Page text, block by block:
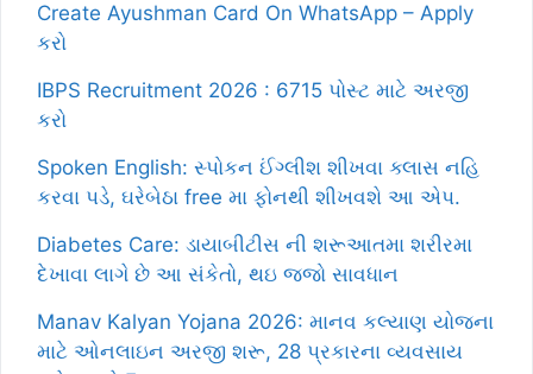
Create Ayushman Card On WhatsApp – Apply
કરો
IBPS Recruitment 2026 : 6715 પોસ્ટ માટે અરજી
કરો
Spoken English: સ્પોકન ઈંગ્લીશ શીખવા ક્લાસ નહિ
કરવા પડે, ઘરેબેઠા free મા ફોનથી શીખવશે આ એપ.
Diabetes Care: ડાયાબીટીસ ની શરૂઆતમા શરીરમા
દેખાવા લાગે છે આ સંકેતો, થઇ જજો સાવધાન
Manav Kalyan Yojana 2026: માનવ કલ્યાણ યોજના
માટે ઓનલાઇન અરજી શરૂ, 28 પ્રકારના વ્યવસાય